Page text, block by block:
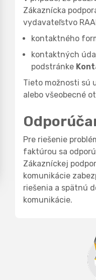
Zákaznícka
vydavateľstvo
kontaktného
kontaktných
podstránke
Tieto možnosti sú
alebo všeobecné
Pre riešenie
faktúrou sa
Zákazníckej
komunikácie
riešenia a spätnú
komunikácie.